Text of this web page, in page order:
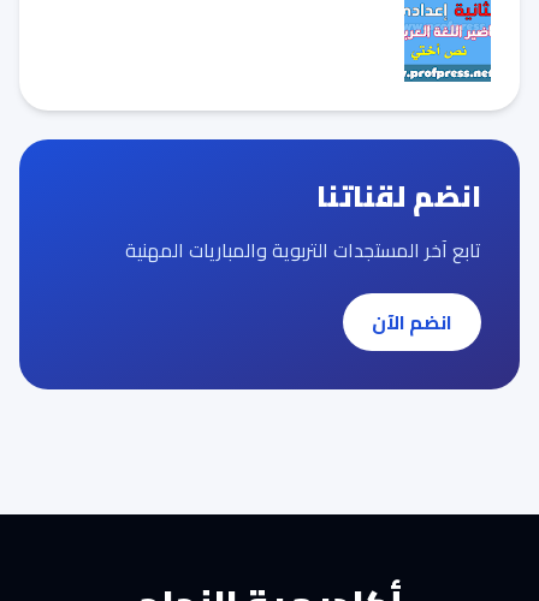
انضم لقناتنا
تابع آخر المستجدات التربوية والمباريات المهنية
انضم الآن